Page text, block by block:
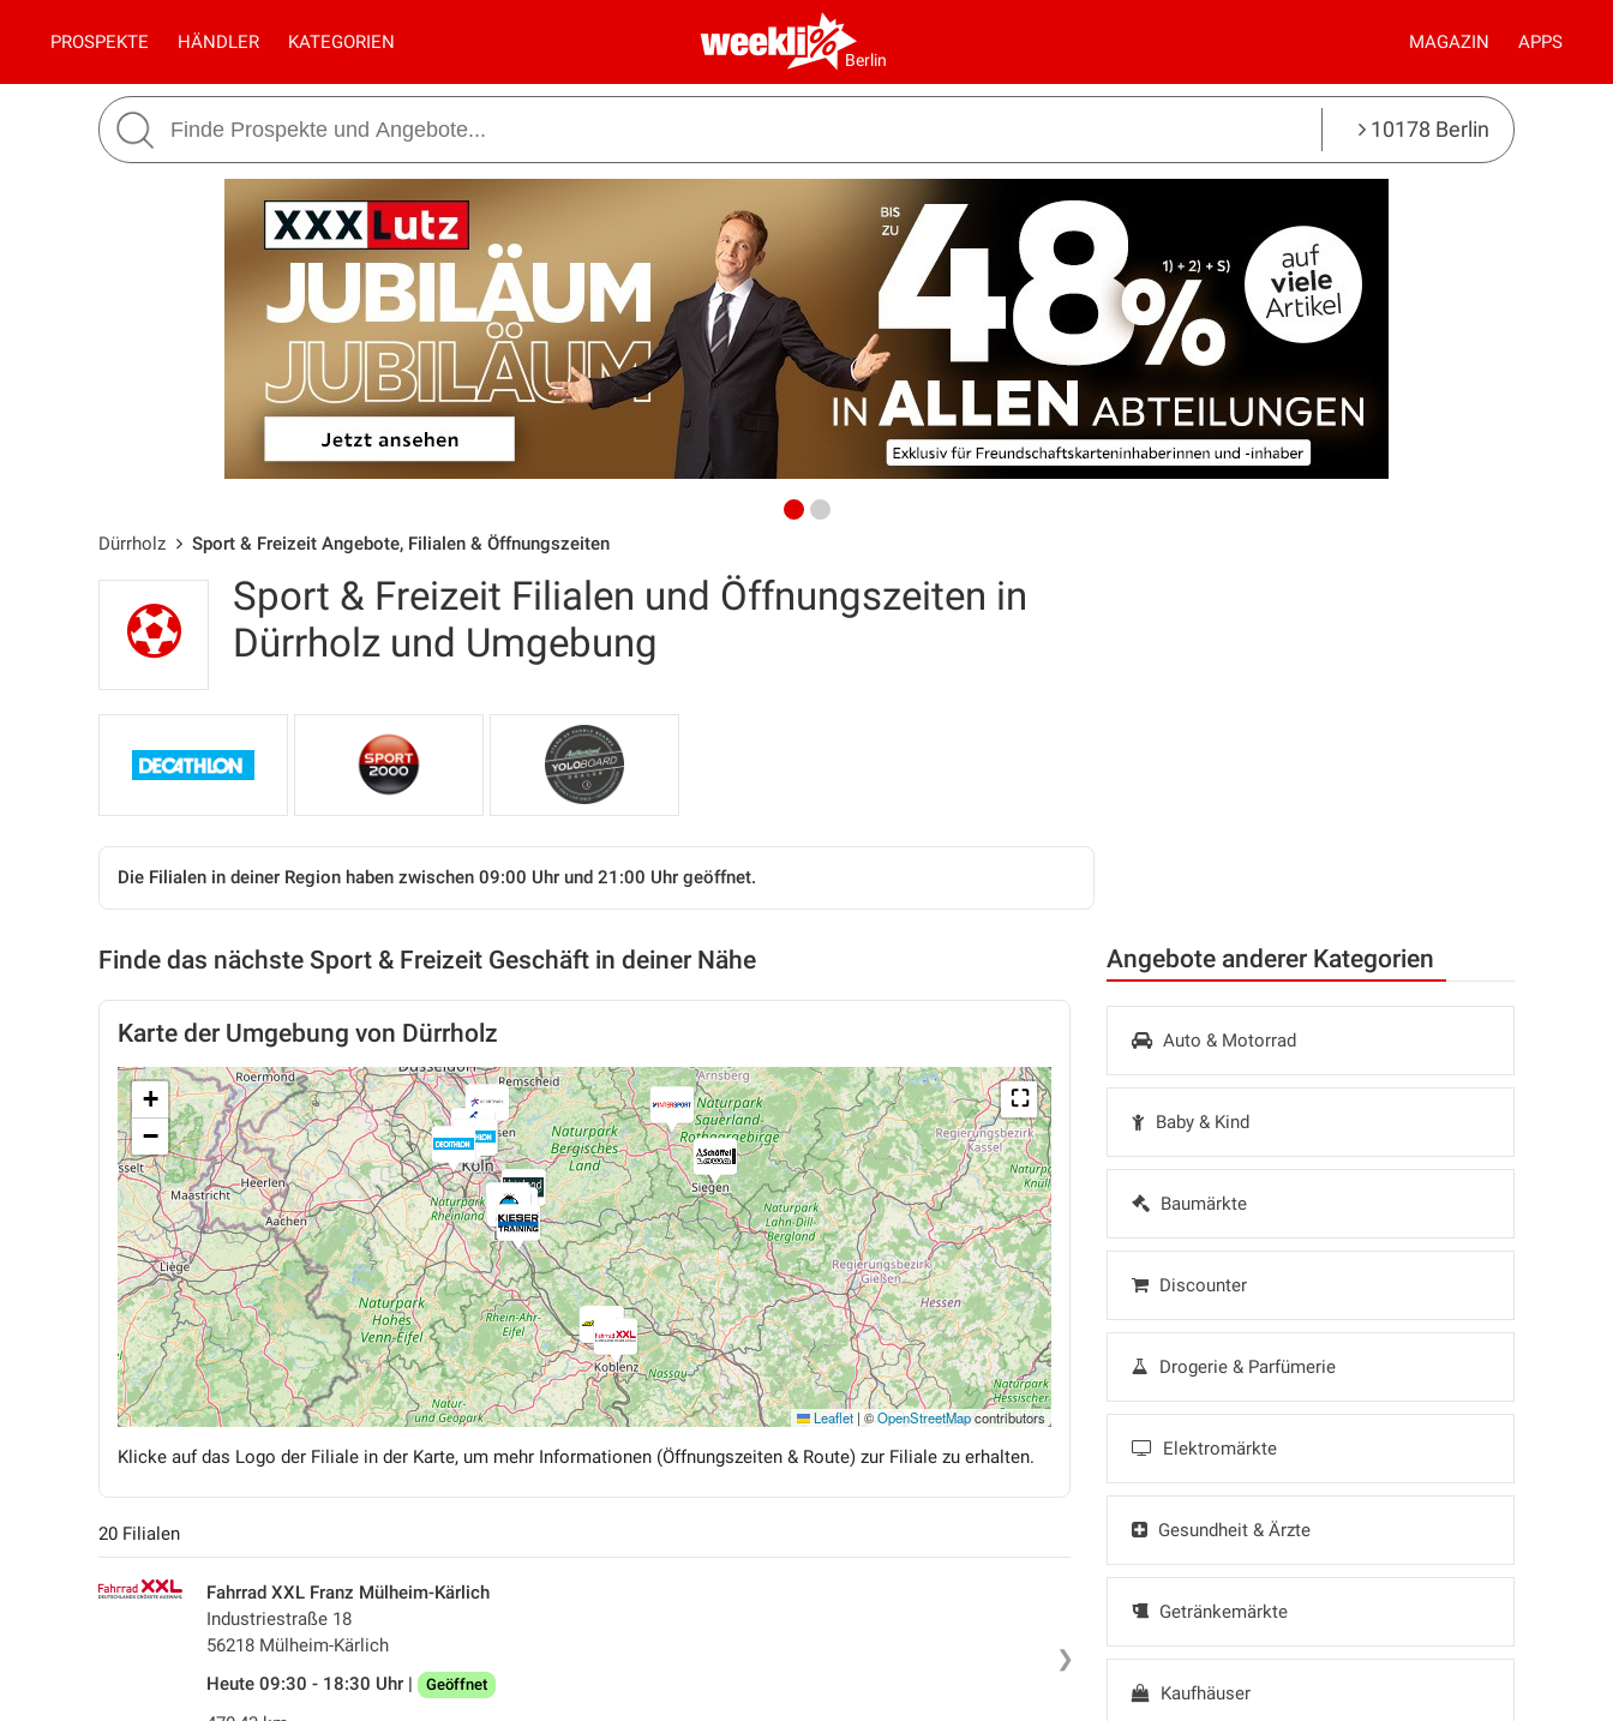
Berlin
PROSPEKTE HÄNDLER KATEGORIEN MAGAZIN APPS
10178 Berlin
Dürrholz Sport & Freizeit Angebote, Filialen & Öffnungszeiten
Angebote anderer Kategorien
Auto & Motorrad
Baby & Kind
Baumärkte
Discounter
Drogerie & Parfümerie
Elektromärkte
Gesundheit & Ärzte
Getränkemärkte
Kaufhäuser
Sport & Freizeit Filialen und Öffnungszeiten in
Dürrholz und Umgebung
Die Filialen in deiner Region haben zwischen 09:00 Uhr und 21:00 Uhr geöffnet.
Finde das nächste Sport & Freizeit Geschäft in deiner Nähe
Karte der Umgebung von Dürrholz
⛶
+
−
Leaflet | ©OpenStreetMapcontributors
Klicke auf das Logo der Filiale in der Karte, um mehr Informationen (Öffnungszeiten & Route) zur Filiale zu erhalten.
20 Filialen
❯
Fahrrad XXL Franz Mülheim-Kärlich
Industriestraße 18
56218 Mülheim-Kärlich
Heute 09:30 - 18:30 Uhr |
Geöffnet